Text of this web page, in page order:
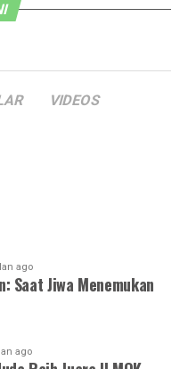
VIDEOS
ago
Saat Jiwa Menemukan
ago